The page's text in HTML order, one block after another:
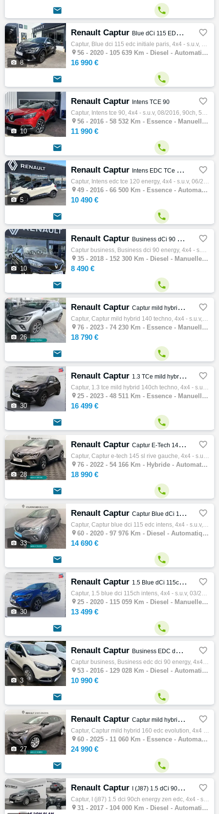
 
 8
Renault Captur Blue dCi 115 EDC Initiale Paris 
Captur, Blue dci 115 edc initiale paris, 4x4 - s.u.v, 07/2020, 115ch, 6cv, 105639 km, 5 portes, 5 places, Clim. auto, Diesel, Boite de vite…
 56 - 2020 - 105 639 Km - Diesel - Automatique - 4x4 - S.U.V
16 990 €
 
 10
Renault Captur Intens TCE 90 
Captur, Intens tce 90, 4x4 - s.u.v, 08/2016, 90ch, 58532 km, 5 portes, 5 places, Clim. auto, Essence, Boite de vitesse manuelle, Gps, Abs, …
 56 - 2016 - 58 532 Km - Essence - Manuelle - 4x4 - S.U.V
11 990 €
 
 5
Renault Captur Intens EDC TCe 120 Energy 
Captur, Intens edc tce 120 energy, 4x4 - s.u.v, 06/2016, 118ch, 6cv, 66500 km, 5 portes, 5 places, Essence, Boite de vitesse automatique, J…
 49 - 2016 - 66 500 Km - Essence - Automatique - 4x4 - S.U.V
10 490 €
 
 10
Renault Captur Business dCi 90 Energy 
Captur business, Business dci 90 energy, 4x4 - s.u.v, 05/2018, 90ch, 4cv, 152300 km, 5 portes, 5 places, Diesel, Boite de vitesse manuelle,…
 35 - 2018 - 152 300 Km - Diesel - Manuelle - 4x4 - S.U.V
8 490 €
 
 26
Renault Captur Captur mild hybrid 140 Techno 
Captur, Captur mild hybrid 140 techno, 4x4 - s.u.v, 04/2023, 140ch, 7cv, 74230 km, 5 portes, 5 places, Essence, Boite de vitesse manuelle, …
 76 - 2023 - 74 230 Km - Essence - Manuelle - 4x4 - S.U.V
18 790 €
 
 30
Renault Captur 1.3 TCe mild hybrid 140ch Techno 
Captur, 1.3 tce mild hybrid 140ch techno, 4x4 - s.u.v, 10/2023, 140ch, 7cv, 48511 km, 5 portes, 5 places, Première main, Clim. auto, Essenc…
 25 - 2023 - 48 511 Km - Essence - Manuelle - 4x4 - S.U.V
16 499 €
 
 28
Renault Captur Captur E-Tech 145 SL Rive Gauche 
Captur, Captur e-tech 145 sl rive gauche, 4x4 - s.u.v, 06/2022, 95ch, 5cv, 54166 km, 5 portes, 5 places, Hybride, Boite de vitesse automati…
 76 - 2022 - 54 166 Km - Hybride - Automatique - 4x4 - S.U.V
18 990 €
 
 33
Renault Captur Captur Blue dCi 115 EDC Intens 
Captur, Captur blue dci 115 edc intens, 4x4 - s.u.v, 09/2020, 115ch, 6cv, 97976 km, 5 portes, 5 places, Diesel, Boite de vitesse automatiqu…
 60 - 2020 - 97 976 Km - Diesel - Automatique - 4x4 - S.U.V
14 690 €
 
 30
Renault Captur 1.5 Blue dCi 115ch Intens 
Captur, 1.5 blue dci 115ch intens, 4x4 - s.u.v, 03/2020, 116ch, 6cv, 115059 km, 5 portes, 5 places, Clim. auto, Diesel, Boite de vitesse ma…
 25 - 2020 - 115 059 Km - Diesel - Manuelle - 4x4 - S.U.V
13 499 €
 
 3
Renault Captur Business EDC dCi 90 Energy 
Captur business, Business edc dci 90 energy, 4x4 - s.u.v, 12/2016, 90ch, 4cv, 129028 km, 5 portes, 5 places, Diesel, Boite de vitesse autom…
 53 - 2016 - 129 028 Km - Diesel - Automatique - 4x4 - S.U.V
10 990 €
 
 27
Renault Captur Captur mild hybrid 160 EDC Evolution 
Captur, Captur mild hybrid 160 edc evolution, 4x4 - s.u.v, 09/2025, 158ch, 6cv, 11060 km, 5 portes, 5 places, Essence, Boite de vitesse aut…
 60 - 2025 - 11 060 Km - Essence - Automatique - 4x4 - S.U.V
24 990 €
 
Renault Captur I (J87) 1.5 dCi 90ch energy Zen EDC 
Captur, I (j87) 1.5 dci 90ch energy zen edc, 4x4 - s.u.v, 05/2017, 90ch, 4cv, 104000 km, 5 portes, 5 places, Première main, Clim. manuelle,…
 31 - 2017 - 104 000 Km - Diesel - Automatique - 4x4 - S.U.V